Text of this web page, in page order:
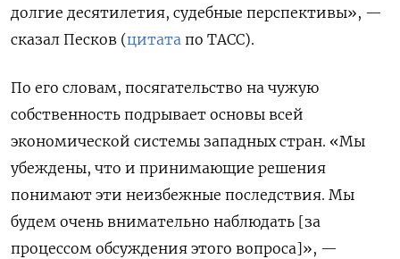
долгие десятилетия, судебные перспективы», —
сказал Песков (цитата по ТАСС).
По его словам, посягательство на чужую
собственность подрывает основы всей
экономической системы западных стран. «Мы
убеждены, что и принимающие решения
понимают эти неизбежные последствия. Мы
будем очень внимательно наблюдать [за
процессом обсуждения этого вопроса]», —